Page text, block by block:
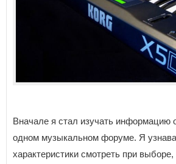
Вначале я стал изучать информацию
одном музыкальном форуме. Я
характеристики смотреть при выборе,